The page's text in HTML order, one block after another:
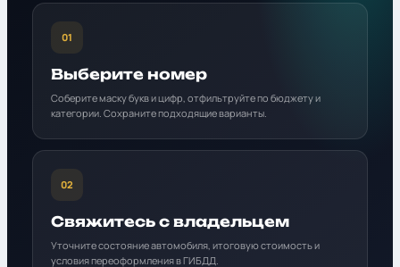
01
Выберите номер
Соберите маску букв и цифр, отфильтруйте по бюджету и
категории. Сохраните подходящие варианты.
02
Свяжитесь с владельцем
Уточните состояние автомобиля, итоговую стоимость и
условия переоформления в ГИБДД.